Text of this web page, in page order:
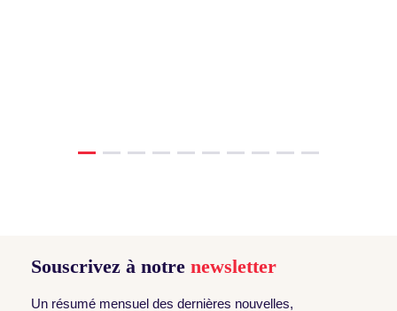
Souscrivez à notre newsletter
Un résumé mensuel des dernières nouvelles,